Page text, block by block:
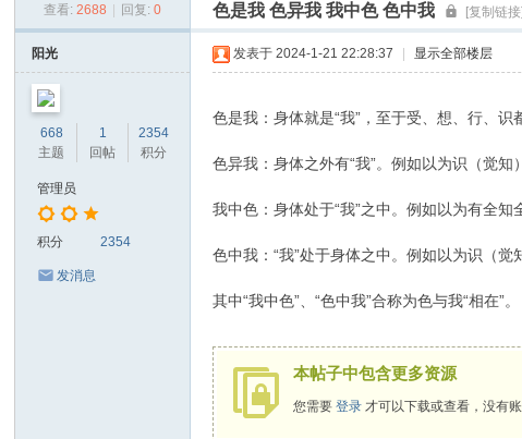
心
查看: 2688 回复: 0 色是我 色异我 我中色 色中我 [复制链接]
阳光
668
主题
1
回帖
2354
积分
管理员
积分 2354
发消息
发表于 2024-1-21 22:28:37 显示全部楼层
色是我：身体就是“我”，至于受、想、行、识
色异我：身体之外有“我”。例如以为识（觉知
我中色：身体处于“我”之中。例如以为有全知
色中我：“我”处于身体之中。例如以为识（觉
其中“我中色”、“色中我”合称为色与我“相在”。
本帖子中包含更多资源
您需要登录 才可以下载或查看，没有